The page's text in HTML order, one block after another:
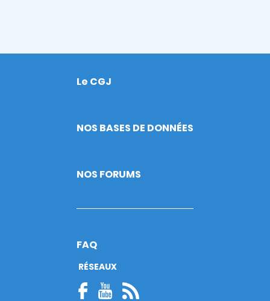
Footer
Le CGJ
NOS BASES DE DONNÉES
NOS FORUMS
FAQ
RÉSEAUX